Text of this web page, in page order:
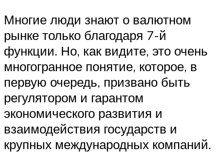
Многие люди знают о валютном
рынке только благодаря 7-й
функции. Но, как видите, это очень
многогранное понятие, которое, в
первую очередь, призвано быть
регулятором и гарантом
экономического развития и
взаимодействия государств и
крупных международных компаний.